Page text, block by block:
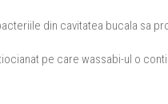
din cavitatea bucala sa
pe care wassabi-ul o